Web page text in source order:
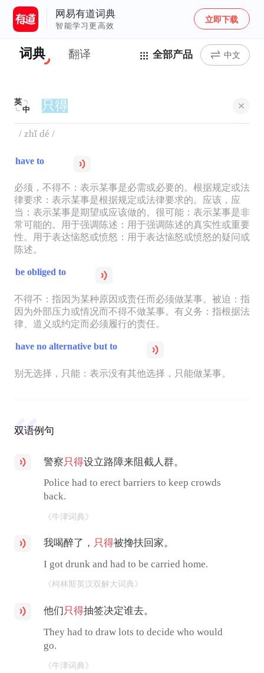
网易有道词典
智能学习更高效
立即下载
词典 翻译 全部产品 中文
英
中
/ zhǐ dé /
have to
必须，不得不：表示某事是必需或必要的。根据规定或法
律要求：表示某事是根据规定或法律要求的。应该，应
当：表示某事是期望或应该做的。很可能：表示某事是非
常可能的。用于强调陈述：用于强调陈述的真实性或重要
性。用于表达恼怒或愤怒：用于表达恼怒或愤怒的疑问或
陈述。
be obliged to
不得不：指因为某种原因或责任而必须做某事。被迫：指
因为外部压力或情况而不得不做某事。有义务：指根据法
律、道义或约定而必须履行的责任。
have no alternative but to
别无选择，只能：表示没有其他选择，只能做某事。
双语例句
警察 只得设立路障来阻截人群。
Police had to erect barriers to keep crowds
back.
《牛津词典》
我喝醉了， 只得被搀扶回家。
I got drunk and had to be carried home.
《柯林斯英汉双解大词典》
他们 只得抽签决定谁去。
They had to draw lots to decide who would
go.
《牛津词典》